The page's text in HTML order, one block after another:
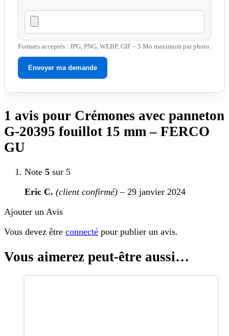
Formats acceptés : JPG, PNG, WEBP, GIF – 5 Mo maximum par photo.
Envoyer ma demande
1 avis pour Crémones avec panneton
G-20395 fouillot 15 mm – FERCO
GU
Note 5 sur 5
Eric C. (client confirmé) – 29 janvier 2024
Ajouter un Avis
Vous devez être connecté pour publier un avis.
Vous aimerez peut-être aussi…